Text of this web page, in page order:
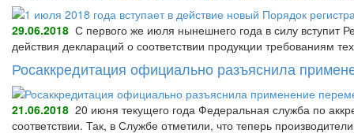
29.06.2018 С первого же июля нынешнего года в силу вступит
действия деклараций о соответствии продукции требованиям
Росаккредитация официально разъяснила
21.06.2018 20 июня текущего года Федеральная служба по
соответствии. Так, в Службе отметили, что теперь